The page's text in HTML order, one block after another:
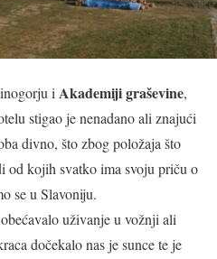
iAkademiji graševine,
stigao je nenadano ali znajući
divno, što zbog položaja što
od kojih svatko ima svoju priču o
se u Slavoniju.
uživanje u vožnji ali
dočekalo nas je sunce te je